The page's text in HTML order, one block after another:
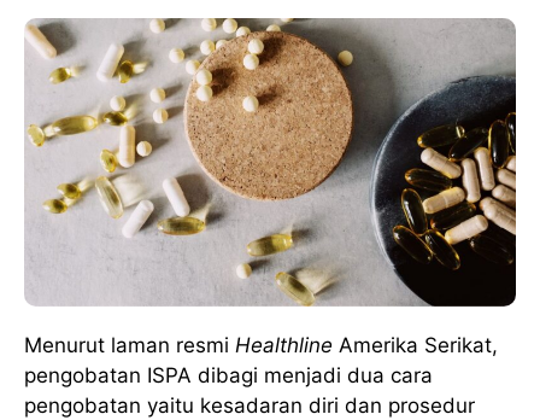
Menurut laman resmi Healthline Amerika Serikat,
pengobatan ISPA dibagi menjadi dua cara
pengobatan yaitu kesadaran diri dan prosedur